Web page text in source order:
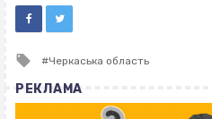
Tagged
Черкаська область
РЕКЛАМА